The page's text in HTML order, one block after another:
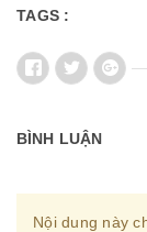
TAGS :
BÌNH LUẬN
Nội dung này